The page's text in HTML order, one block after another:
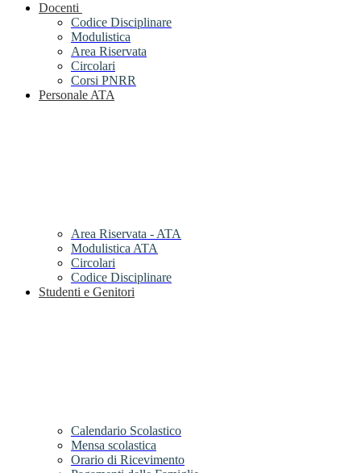
Docenti
Codice Disciplinare
Modulistica
Area Riservata
Circolari
Corsi PNRR
Personale ATA
Area Riservata - ATA
Modulistica ATA
Circolari
Codice Disciplinare
Studenti e Genitori
Calendario Scolastico
Mensa scolastica
Orario di Ricevimento